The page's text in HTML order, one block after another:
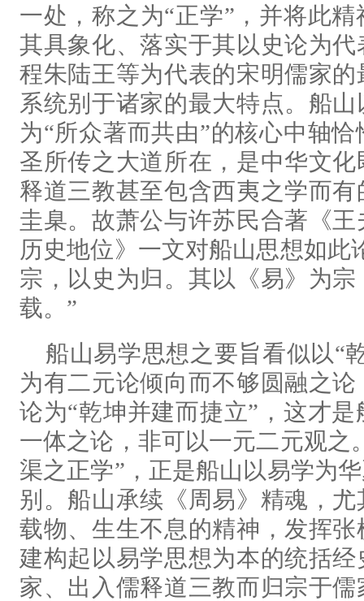
一处，称之为“正学”，并将此
其具象化、落实于其以史论为
程朱陆王等为代表的宋明儒家
系统别于诸家的最大特点。船
为“所众著而共由”的核心中轴
圣所传之大道所在，是中华文
释道三教甚至包含西夷之学而
圭臬。故萧公与许苏民合著《
历史地位》一文对船山思想如此
宗，以史为归。其以《易》为
载。”
船山易学思想之要旨看似以“
为有二元论倾向而不够圆融之
论为“乾坤并建而捷立”，这才
一体之论，非可以一元二元观之
渠之正学”，正是船山以易学为
别。船山承续《周易》精魂，
载物、生生不息的精神，发挥
建构起以易学思想为本的统括
家、出入儒释道三教而归宗于